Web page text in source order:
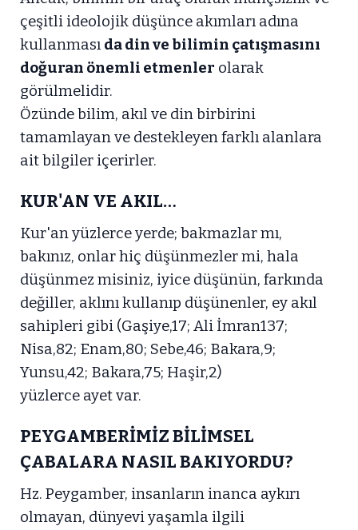
çeşitli ideolojik düşünce akımları adına
kullanması da din ve bilimin çatışmasını
doğuran önemli etmenler olarak
görülmelidir.
Özünde bilim, akıl ve din birbirini
tamamlayan ve destekleyen farklı alanlara
ait bilgiler içerirler.
KUR'AN VE AKIL…
Kur'an yüzlerce yerde; bakmazlar mı,
bakınız, onlar hiç düşünmezler mi, hala
düşünmez misiniz, iyice düşünün, farkında
değiller, aklını kullanıp düşünenler, ey akıl
sahipleri gibi (Gaşiye,17; Ali İmran137;
Nisa,82; Enam,80; Sebe,46; Bakara,9;
Yunsu,42; Bakara,75; Haşir,2)
yüzlerce ayet var.
PEYGAMBERİMİZ BİLİMSEL
ÇABALARA NASIL BAKIYORDU?
Hz. Peygamber, insanların inanca aykırı
olmayan, dünyevi yaşamla ilgili